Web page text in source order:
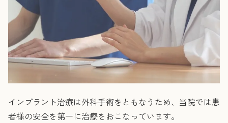
インプラント治療は外科手術をともなうため、当院では患
者様の安全を第一に治療をおこなっています。